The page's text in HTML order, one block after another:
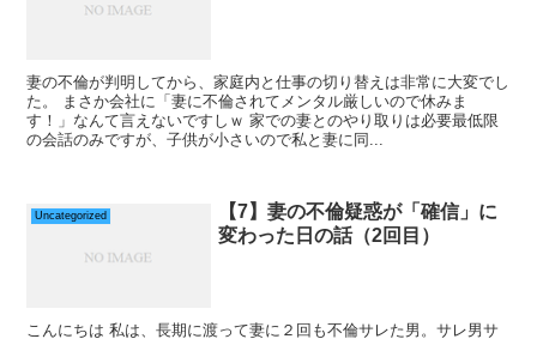
妻の不倫が判明してから、家庭内と仕事の切り替えは非常に大変でし
た。 まさか会社に「妻に不倫されてメンタル厳しいので休みま
す！」なんて言えないですしｗ 家での妻とのやり取りは必要最低限
の会話のみですが、子供が小さいので私と妻に同...
Uncategorized
【7】妻の不倫疑惑が「確信」に
変わった日の話（2回目）
こんにちは 私は、長期に渡って妻に２回も不倫サレた男。サレ男サ